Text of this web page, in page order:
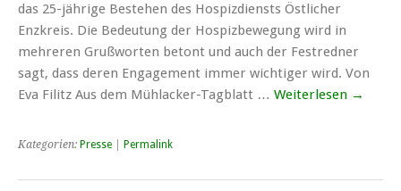
das 25-jährige Bestehen des Hospizdiensts Östlicher
Enzkreis. Die Bedeutung der Hospizbewegung wird in
mehreren Grußworten betont und auch der Festredner
sagt, dass deren Engagement immer wichtiger wird. Von
Eva Filitz Aus dem Mühlacker-Tagblatt … Weiterlesen →
Kategorien: Presse Permalink